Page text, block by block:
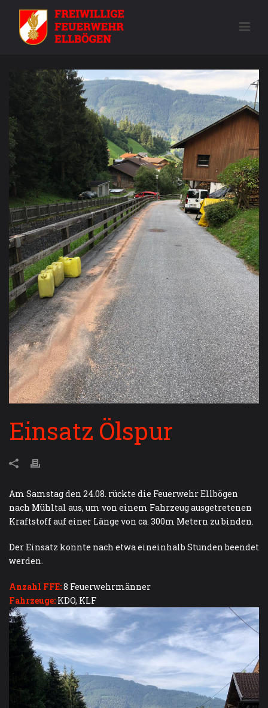
Einsatz Ölspur
Am Samstag den 24.08. rückte die Feuerwehr Ellbögen
nach Mühltal aus, um von einem Fahrzeug ausgetretenen
Kraftstoff auf einer Länge von ca. 300m Metern zu binden.
Der Einsatz konnte nach etwa eineinhalb Stunden beendet
werden.
Anzahl FFE:8 Feuerwehrmänner
Fahrzeuge: KDO, KLF